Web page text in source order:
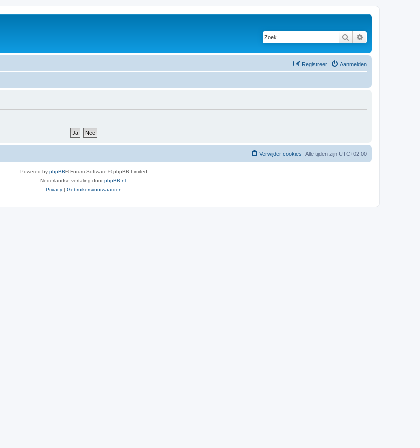
Zoek
Aanmelden
Registreer
Alle tijden zijn UTC+02:00
Verwijder cookies
Powered by phpBB® Forum Software © phpBB Limited
Nederlandse vertaling doorphpBB.nl
Privacy | Gebruikersvoorwaarden